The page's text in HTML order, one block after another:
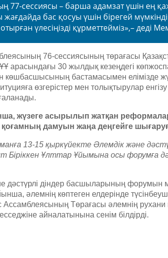
77-сессиясы – барша адамзат үшін ең
бас қосуы үшін бірегей
отырған үлесіңізді құрметтейміз»,– деді
76-сессиясының төрағасы
арасындағы 30 жылдық кезеңдегі
көшбасшысының бастамасымен
өзгерістер мен толықтырулар
жүзеге асырылып жатқан
дамуын жаңа деңгейге
13-15 қыркүйекте Әлемдік және
Біріккен Ұлттар Ұйымына осы форумға
дәстүрлі діндер басшыларының форумын
әлемнің көптеген елдерінде
Төрағасы әлемнің
айналатынына сенім білдірді.